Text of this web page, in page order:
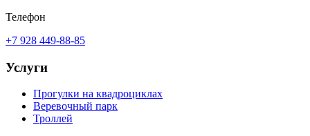
Телефон
+7 928 449-88-85
Услуги
Прогулки на квадроциклах
Веревочный парк
Троллей